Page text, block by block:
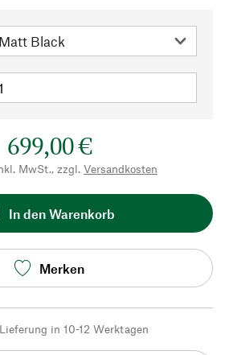
699,00 €
MwSt., zzgl. Versandkosten
In den Warenkorb
Merken
Lieferung in 10-12 Werktagen